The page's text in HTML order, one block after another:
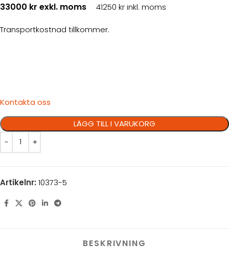
33000 kr exkl. moms 41250 kr inkl. moms
Transportkostnad tillkommer.
Kontakta oss
LÄGG TILL I VARUKORG
Artikelnr: 10373-5
BESKRIVNING